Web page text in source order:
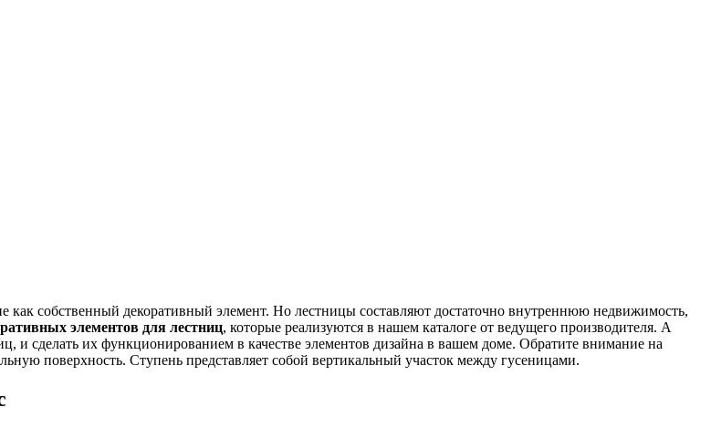
собственный декоративный элемент. Но лестницы составляют достаточно внутреннюю недвижимость,
элементов для лестниц, которые реализуются в нашем каталоге от ведущего производителя. А
сделать их функционированием в качестве элементов дизайна в вашем доме. Обратите внимание на
поверхность. Ступень представляет собой вертикальный участок между гусеницами.